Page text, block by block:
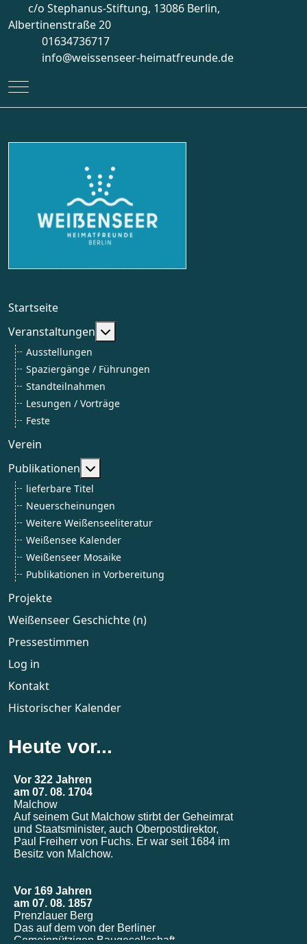
c/o Stephanus-Stiftung, 13086 Berlin,
Albertinenstraße 20
01634736717
info@weissenseer-heimatfreunde.de
Mobile Menu Toggle
Startseite
Veranstaltungen
Weitere Informationen:
Ausstellungen
Spaziergänge / Führungen
Standteilnahmen
Lesungen / Vorträge
Feste
Verein
Publikationen
Weitere Informationen: Publikationen
lieferbare Titel
Neuerscheinungen
Weitere Weißenseeliteratur
Weißensee Kalender
Weißenseer Mosaike
Publikationen in Vorbereitung
Projekte
Weißenseer Geschichte (n)
Pressestimmen
Log in
Kontakt
Historischer Kalender
Heute vor...